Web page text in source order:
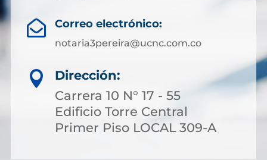
 Correo electrónico:
notaria3pereira@ucnc.com.co

Dirección:
Carrera 10 N° 17 - 55
Edificio Torre Central
Primer Piso LOCAL 309-A